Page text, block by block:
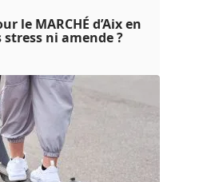
le MARCHÉ d’Aix en
stress ni amende ?